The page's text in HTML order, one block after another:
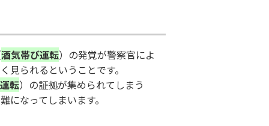
酒気帯び運転）の発覚が警察官によ
見られるということです。
転）の証拠が集められてしまう
になってしまいます。